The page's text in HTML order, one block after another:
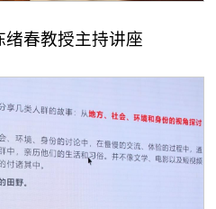
绪春教授主持讲座